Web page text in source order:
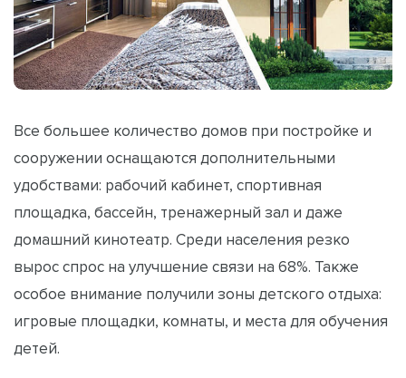
Все большее количество домов при постройке и
сооружении оснащаются дополнительными
удобствами: рабочий кабинет, спортивная
площадка, бассейн, тренажерный зал и даже
домашний кинотеатр. Среди населения резко
вырос спрос на улучшение связи на 68%. Также
особое внимание получили зоны детского отдыха:
игровые площадки, комнаты, и места для обучения
детей.